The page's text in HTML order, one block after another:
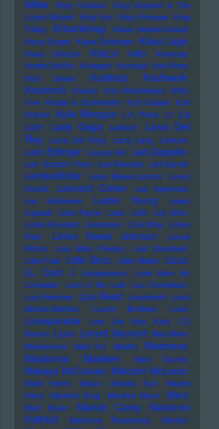
Wilde
KIng Crimson
KIng Gizzard & The
Lizard Wizard KIng Kurt KIng Princess KIng
Tubby
KItschKrieg
Klaas Heufer-Umlauf
Klaus Dinger Klaus Doldinger Klaus Lage
Klaus Schulze Klez.e KMD
Kneecap
Koefte DeVille Kollegah Kompakt Kool Herc
Kool Savas
Kraftklub Kraftwerk
Krautrock Kreator Kris Kristofferson KRS-
One Kruder & Dorfmeister Kurt Cobain Kurt
Krömer Kylie Minogue L.A. Priest L7 La
Lom
Lady Gaga Laibach
Lana Del
Rey
Lana Del Reyy Lang Lang Lankum
Lars Eidinger Lauryn Hill Led Zeppelin
Lee "Scratch" Perry Lee Ranaldo Leif Garrett
Lemke/Müller Lena Meyer-Landrut
Lenny
Kravitz
Leonard Cohen
Les Impremes
Les McKeown
Lester Young
Lewis
Capaldi
Liam Payne Liars Lilith
Lily Allen
Linda Ronstadt Lindemann Link Wray Linkin
Park
Linton Kwesi Johnson
Lionel
Richie
Lisa Mary Presley
Lisa Stansfield
Little Feat Little Simz Little Walter Lizzo
LL Cool J Lollapalooza
Look Mum No
Computer
Lord of the Lost
Lou Donaldson
Lou Pearlman Lou Reed Loudermilk Louis
Moholo-Moholo
Louvin Brothers Love
Loveparade Low Life Rich Kids
LTJ
Bukem Lyca Lynyrd Skynyrd Mac Miller
Macklemore
Mad Sin Madlib
Madness
Madonna
Madsen Main Source
Makaya McCraven Malcolm McLaren
Malik Harris Malva Mambo Kurt
Mamie
Perry
Manfred Krug Manfred Mann Mani
Marc Bolan Mariah Carey
Marianne
Faithfull
Marianne Rosenberg Marilyn